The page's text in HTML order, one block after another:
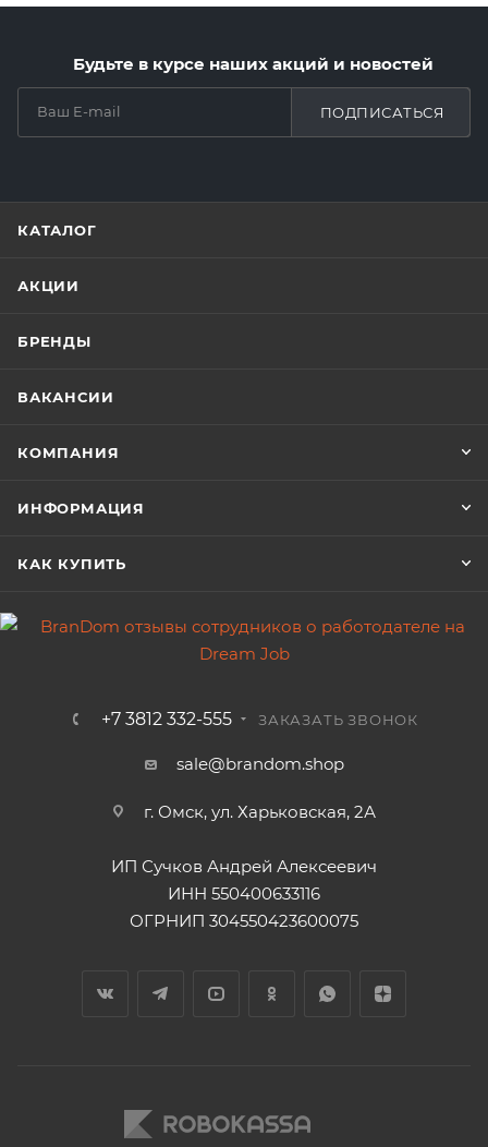
Будьте в курсе наших акций и новостей
ПОДПИСАТЬСЯ
КАТАЛОГ
АКЦИИ
БРЕНДЫ
ВАКАНСИИ
КОМПАНИЯ
ИНФОРМАЦИЯ
КАК КУПИТЬ
+7 3812 332-555 ЗАКАЗАТЬ ЗВОНОК
sale@brandom.shop
г. Омск, ул. Харьковская, 2А
ИП Сучков Андрей Алексеевич
ИНН 550400633116
ОГРНИП 304550423600075